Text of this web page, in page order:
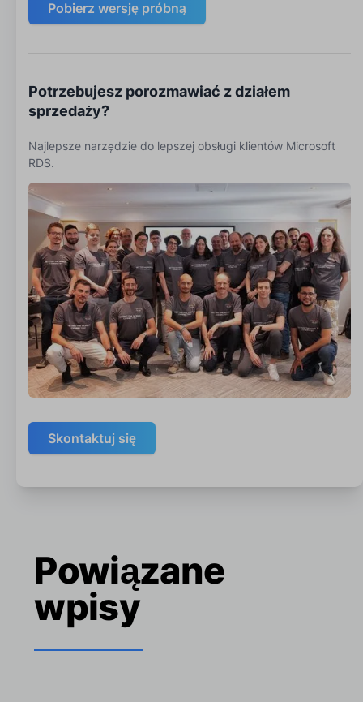
Pobierz wersję próbną
Potrzebujesz porozmawiać z działem
sprzedaży?
Najlepsze narzędzie do lepszej obsługi klientów Microsoft
RDS.
Skontaktuj się
Powiązane
wpisy